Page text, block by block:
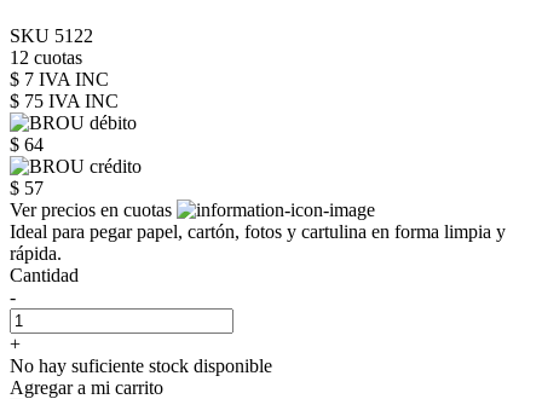
SKU 5122
12 cuotas
$ 7 IVA INC
$ 75 IVA INC
$ 64
$ 57
Ver precios en cuotas
Ideal para pegar papel, cartón, fotos y cartulina en forma limpia y
rápida.
Cantidad
-
+
No hay suficiente stock disponible
Agregar a mi carrito